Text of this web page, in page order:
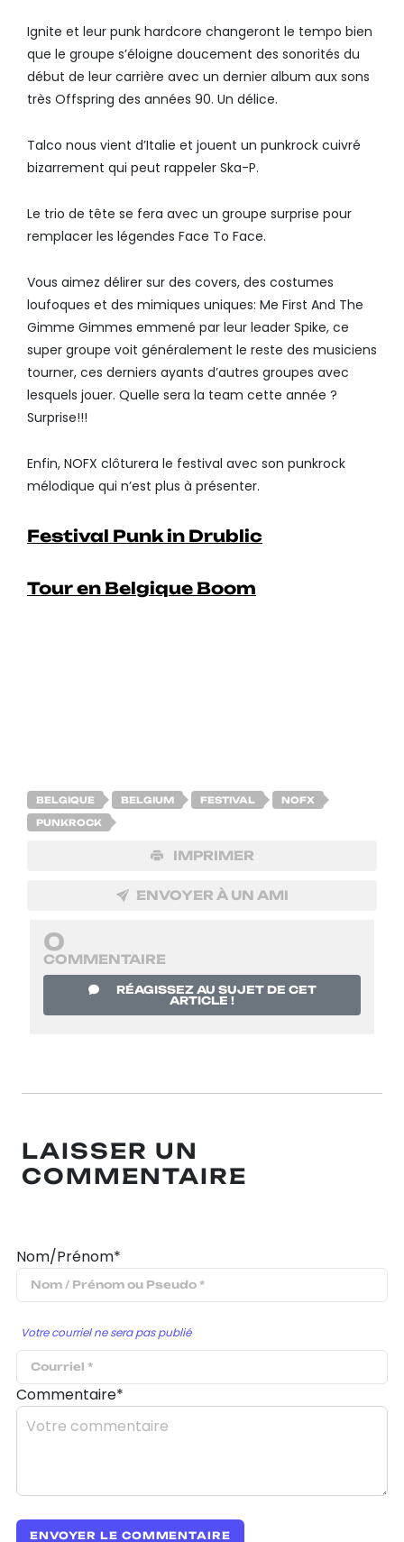
Ignite et leur punk hardcore changeront le tempo bien
que le groupe s’éloigne doucement des sonorités du
début de leur carrière avec un dernier album aux sons
très Offspring des années 90. Un délice.
Talco nous vient d’Italie et jouent un punkrock cuivré
bizarrement qui peut rappeler Ska-P.
Le trio de tête se fera avec un groupe surprise pour
remplacer les légendes Face To Face.
Vous aimez délirer sur des covers, des costumes
loufoques et des mimiques uniques: Me First And The
Gimme Gimmes emmené par leur leader Spike, ce
super groupe voit généralement le reste des musiciens
tourner, ces derniers ayants d’autres groupes avec
lesquels jouer. Quelle sera la team cette année ?
Surprise!!!
Enfin, NOFX clôturera le festival avec son punkrock
mélodique qui n’est plus à présenter.
Festival Punk in Drublic
Tour en Belgique Boom
BELGIQUE BELGIUM FESTIVAL NOFX
PUNKROCK
IMPRIMER
ENVOYER À UN AMI
0
COMMENTAIRE
RÉAGISSEZ AU SUJET DE CET
ARTICLE !
LAISSER UN
COMMENTAIRE
Nom/Prénom*
Votre courriel ne sera pas publié
Commentaire*